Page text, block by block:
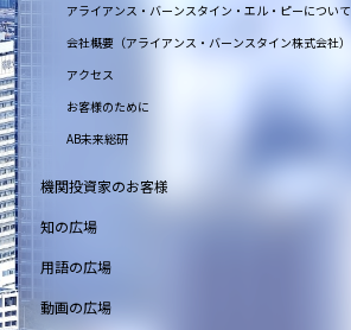
アライアンス・バーンスタイン・エル・ピーについて
会社概要（アライアンス・バーンスタイン株式会社）
アクセス
お客様のために
AB未来総研
機関投資家のお客様
知の広場
用語の広場
動画の広場